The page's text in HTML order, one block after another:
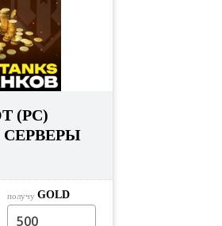
(PC)
СЕРВЕРЫ
получу GOLD